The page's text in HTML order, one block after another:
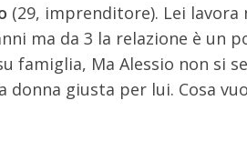
(29, imprenditore). Lei lavora
ma da 3 la relazione è un
famiglia, Ma Alessio non si
donna giusta per lui. Cosa